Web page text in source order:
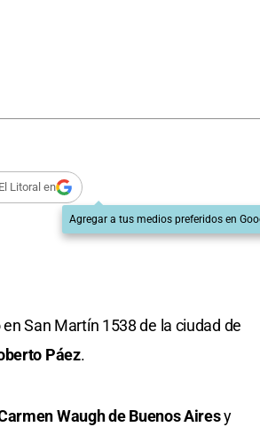
Litoral en
Agregar a tus medios preferidos en
San Martín 1538 de la ciudad de
Páez.
Waugh de Buenos Airesy